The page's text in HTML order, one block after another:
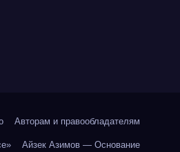
Авторам и правообладателям
Айзек Азимов — Основание